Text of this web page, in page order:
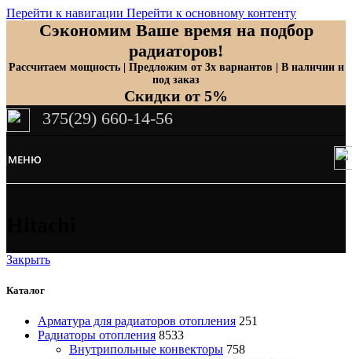
Перейти к навигации Перейти к основному контенту
Сэкономим Ваше время на подбор
радиаторов!
Рассчитаем мощность | Предложим от 3х вариантов | В наличии и
под заказ
Скидки от 5%
375(29) 660-14-56
МЕНЮ
Закрыть
Каталог
Арматура для радиаторов отопления 251
Радиаторы отопления 8533
Внутрипольные конвекторы 758